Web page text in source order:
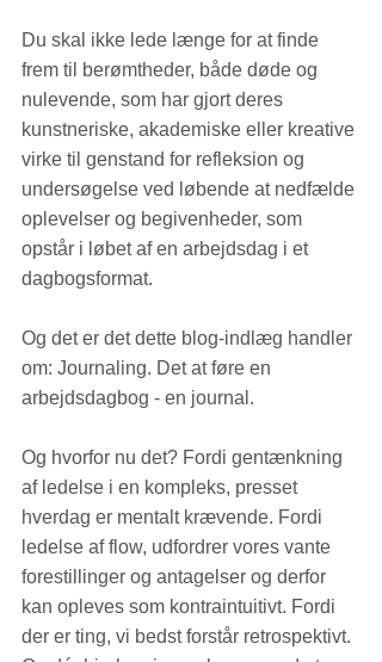
Du skal ikke lede længe for at finde
frem til berømtheder, både døde og
nulevende, som har gjort deres
kunstneriske, akademiske eller kreative
virke til genstand for refleksion og
undersøgelse ved løbende at nedfælde
oplevelser og begivenheder, som
opstår i løbet af en arbejdsdag i et
dagbogsformat.
Og det er det dette blog-indlæg handler
om: Journaling. Det at føre en
arbejdsdagbog - en journal.
Og hvorfor nu det? Fordi gentænkning
af ledelse i en kompleks, presset
hverdag er mentalt krævende. Fordi
ledelse af flow, udfordrer vores vante
forestillinger og antagelser og derfor
kan opleves som kontraintuitivt. Fordi
der er ting, vi bedst forstår retrospektivt.